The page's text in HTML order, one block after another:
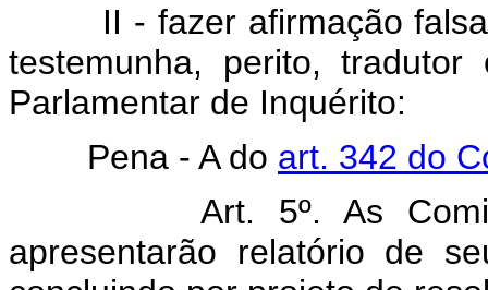
II - fazer afirmação
testemunha, perito,
Parlamentar de Inquérito:
Pena - A do art. 342 do
Art. 5º. As
apresentarão relatório de